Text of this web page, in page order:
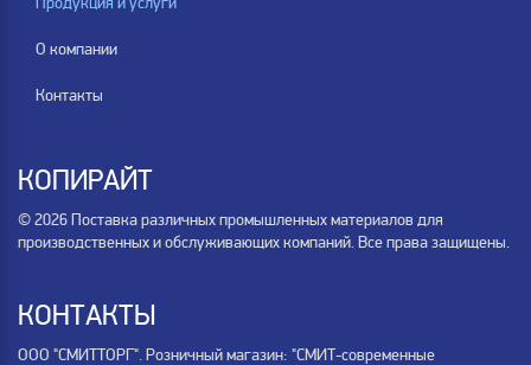
О компании
Контакты
КОПИРАЙТ
© 2026 Поставка различных промышленных материалов для
производственных и обслуживающих компаний. Все права защищены.
КОНТАКТЫ
ООО "СМИТТОРГ". Розничный магазин: "СМИТ-современные